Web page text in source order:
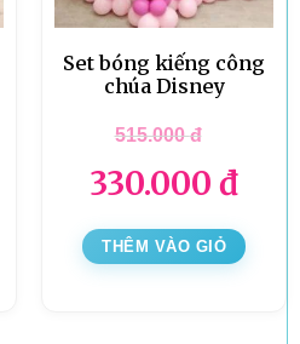
Set bóng kiếng công
chúa Disney
515.000đ
330.000 đ
THÊM VÀO GIỎ